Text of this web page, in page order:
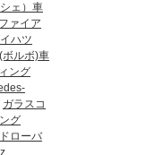
ェ）車
ァイア
ハツ
ボルボ)車
ング
ガラスコ
グ
ローバ